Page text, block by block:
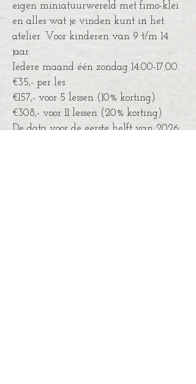
eigen miniatuurwereld met fimo-klei
en alles wat je vinden kunt in het
atelier. Voor kinderen van 9 t/m 14
jaar.
Iedere maand één zondag 14:00-17:00.
€35,- per les
€157,- voor 5 lessen (10% korting)
€308,- voor 11 lessen (20% korting)
De data voor de eerste helft van 2026: